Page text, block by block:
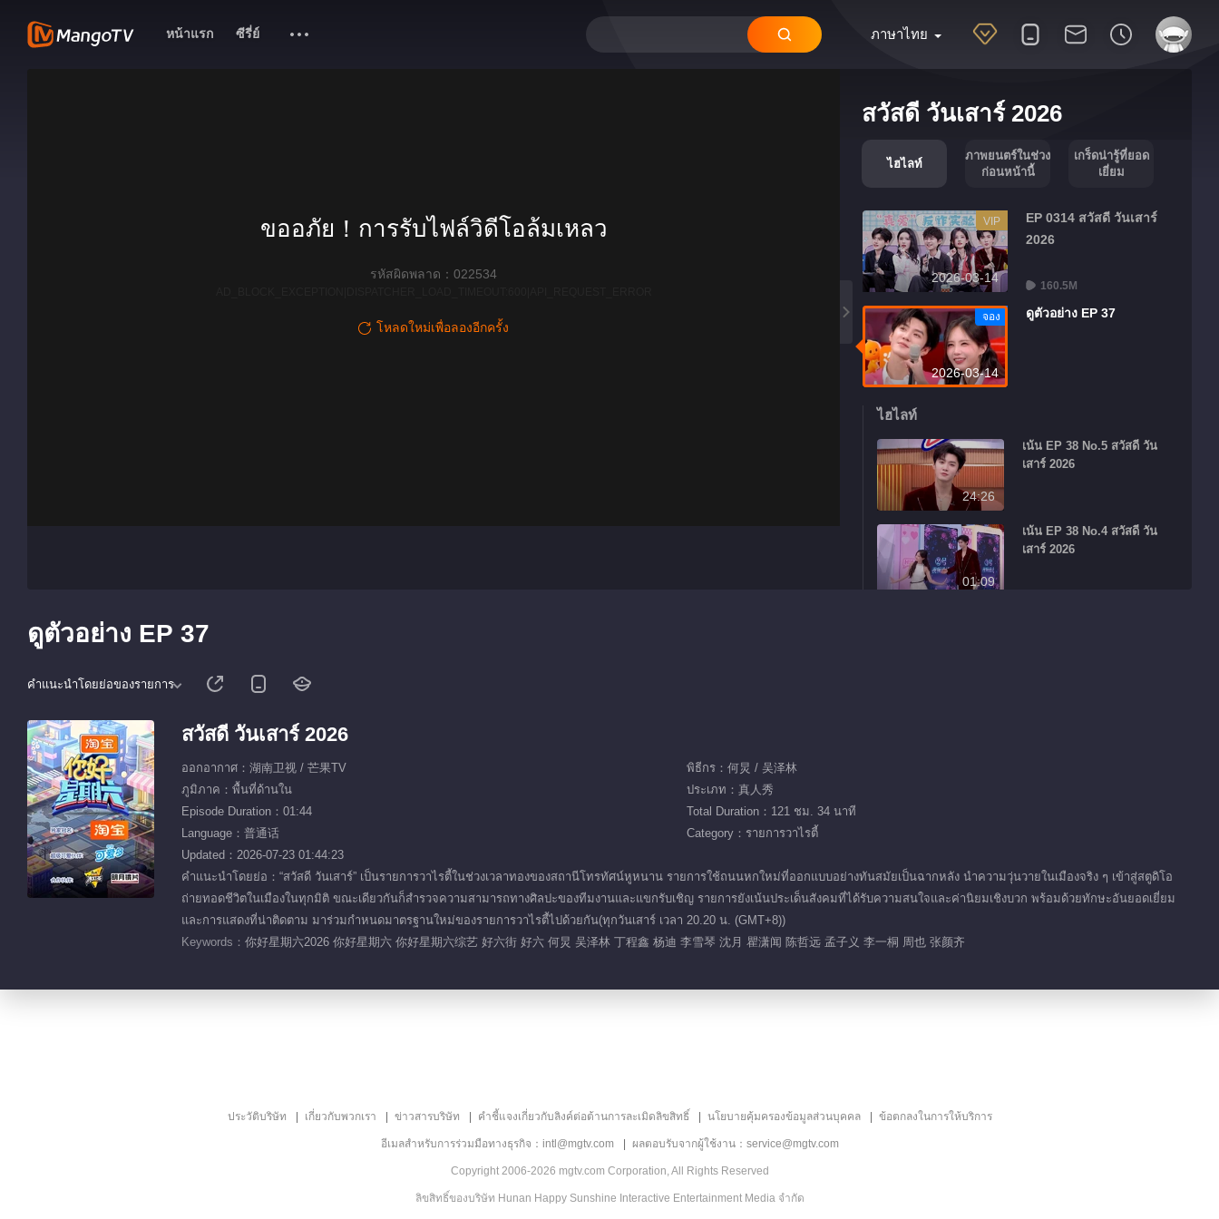
ภาษาไทย
หน้าแรก ซีรี่ย์
สวัสดี วันเสาร์ 2026
ไฮไลท์
ภาพยนตร์ในช่วง
ก่อนหน้านี้
เกร็ดน่ารู้ที่ยอด
เยี่ยม
2026-03-14
VIP
EP 0314 สวัสดี วันเสาร์
2026
160.5M
2026-03-14
จอง ดูตัวอย่าง EP 37
ไฮไลท์
24:26
เน้น EP 38 No.5 สวัสดี วัน
เสาร์ 2026
01:09
เน้น EP 38 No.4 สวัสดี วัน
เสาร์ 2026
แผ่นพับโฆษณายอดนิยม
ขออภัย！การรับไฟล์วิดีโอล้มเหลว
รหัสผิดพลาด：022534
โหลดใหม่เพื่อลองอีกครั้ง
ดูตัวอย่าง EP 37
คำแนะนำโดยย่อของรายการ
สวัสดี วันเสาร์ 2026
ออกอากาศ：湖南卫视 / 芒果TV
พิธีกร：何炅 / 吴泽林
ภูมิภาค：พื้นที่ด้านใน
ประเภท：真人秀
Episode Duration：01:44
Total Duration：121 ชม. 34 นาที
Language：普通话
Category：รายการวาไรตี้
Updated：2026-07-23 01:44:23
คำแนะนำโดยย่อ：“สวัสดี วันเสาร์” เป็นรายการวาไรตี้ในช่วงเวลาทองของสถานีโทรทัศน์หูหนาน รายการใช้ถนนหกใหม่ที่ออกแบบอย่างทันสมัยเป็นฉากหลัง นำความวุ่นวายในเมืองจริง ๆ เข้าสู่สตูดิโอ
ถ่ายทอดชีวิตในเมืองในทุกมิติ ขณะเดียวกันก็สำรวจความสามารถทางศิลปะของทีมงานและแขกรับเชิญ รายการยังเน้นประเด็นสังคมที่ได้รับความสนใจและค่านิยมเชิงบวก พร้อมด้วยทักษะอันยอดเยี่ยม
และการแสดงที่น่าติดตาม มาร่วมกำหนดมาตรฐานใหม่ของรายการวาไรตี้ไปด้วยกัน(ทุกวันเสาร์ เวลา 20.20 น. (GMT+8))
Keywords： 你好星期六2026 你好星期六 你好星期六综艺 好六街 好六 何炅 吴泽林 丁程鑫 杨迪 李雪琴 沈月 瞿潇闻 陈哲远 孟子义 李一桐 周也 张颜齐
ประวัติบริษัท เกี่ยวกับพวกเรา ข่าวสารบริษัท คำชี้แจงเกี่ยวกับลิงค์ต่อต้านการละเมิดลิขสิทธิ์ นโยบายคุ้มครองข้อมูลส่วนบุคคล ข้อตกลงในการให้บริการ
อีเมลสำหรับการร่วมมือทางธุรกิจ：intl@mgtv.com ผลตอบรับจากผู้ใช้งาน：service@mgtv.com
Copyright 2006-2026 mgtv.com Corporation, All Rights Reserved
ลิขสิทธิ์ของบริษัท Hunan Happy Sunshine Interactive Entertainment Media จำกัด